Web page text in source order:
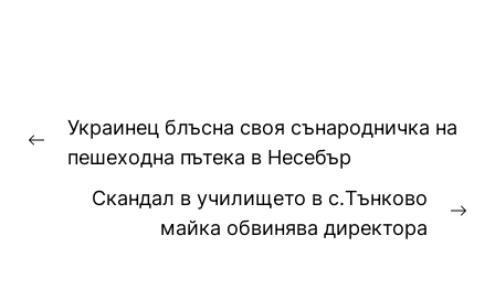
Навигация
Previous
Украинец блъсна своя сънародничка на
пешеходна пътека в Несебър
Скандал в училището в с.Тънково
майка обвинява директора